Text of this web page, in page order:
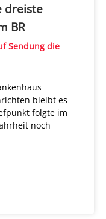
dreiste
BR
Sendung die
bleibt es
folgte im
noch